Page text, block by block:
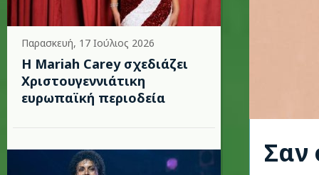
Παρασκευή, 17 Ιούλιος 2026
Η Mariah Carey σχεδιάζει
Χριστουγεννιάτικη
ευρωπαϊκή περιοδεία
Σαν